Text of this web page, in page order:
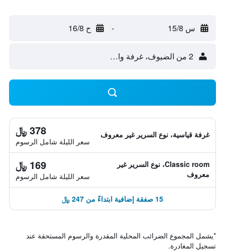
س 15/8 - ح 16/8
2 من الضيوف، غرفة واحدة
غرفة قياسية، نوع السرير غير معروف 378 ﷼
سعر الليلة شامل الرسوم
Classic room، نوع السرير غير
معروف
169 ﷼
سعر الليلة شامل الرسوم
15 صفقة إضافية ابتداءً من 247 ﷼
*يشمل المجموع الضرائب المحلية المقدرة والرسوم المستحقة عند
تسجيل المغادرة.